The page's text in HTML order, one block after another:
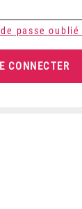
passe oublié